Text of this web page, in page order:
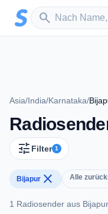
Zum Hauptinhalt springen
search
Sender suchen
Asia/India/Karnataka/
tune Filter 1
Bijapur close Alle
1 Radiosender aus Bijapur